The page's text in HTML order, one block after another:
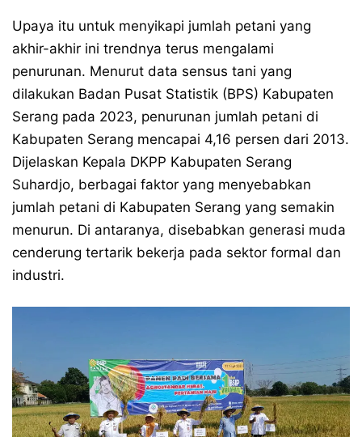
Upaya itu untuk menyikapi jumlah petani yang
akhir-akhir ini trendnya terus mengalami
penurunan. Menurut data sensus tani yang
dilakukan Badan Pusat Statistik (BPS) Kabupaten
Serang pada 2023, penurunan jumlah petani di
Kabupaten Serang mencapai 4,16 persen dari 2013.
Dijelaskan Kepala DKPP Kabupaten Serang
Suhardjo, berbagai faktor yang menyebabkan
jumlah petani di Kabupaten Serang yang semakin
menurun. Di antaranya, disebabkan generasi muda
cenderung tertarik bekerja pada sektor formal dan
industri.